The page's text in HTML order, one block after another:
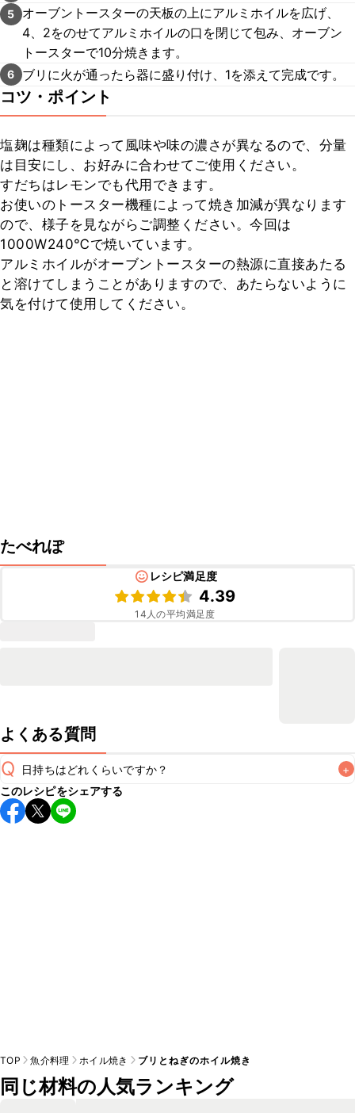
5
オーブントースターの天板の上にアルミホイルを広げ、
4、2をのせてアルミホイルの口を閉じて包み、オーブン
トースターで10分焼きます。
6 ブリに火が通ったら器に盛り付け、1を添えて完成です。
コツ・ポイント
塩麹は種類によって風味や味の濃さが異なるので、分量
は目安にし、お好みに合わせてご使用ください。
すだちはレモンでも代用できます。
お使いのトースター機種によって焼き加減が異なります
ので、様子を見ながらご調整ください。今回は
1000W240℃で焼いています。
アルミホイルがオーブントースターの熱源に直接あたる
と溶けてしまうことがありますので、あたらないように
気を付けて使用してください。
たべれぽ
レシピ満足度
4.39
14 人の平均満足度
よくある質問
Q 日持ちはどれくらいですか？ +
保存期間は冷蔵で翌日中が目安です。なるべくお早めにお召
し上がりください。
このレシピをシェアする
TOP 魚介料理 ホイル焼き ブリとねぎのホイル焼き
同じ材料の人気ランキング